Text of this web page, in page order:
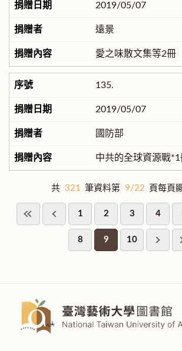
2019/05/07
遠景
愛之味散文集等2冊
135.
2019/05/07
國防部
中共的全球資源戰*1
共 321 筆資料第 9/22 頁每頁
1 2 3 4
8 9 10